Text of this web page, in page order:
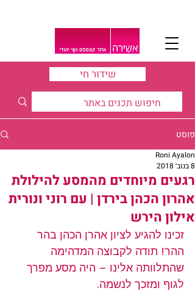
שידור חי
פוסט
רגעים מיוחדים מהמסע להילולת
אהרון הכהן בירדן | עם רוני ונורית
אילון הירש
Roni Ayalon
8 בנוב׳ 2018
זכינו להגיע לציון אהרן הכהן בהר
ההר! תודה לקבוצה המדהימה
שהתלוותה אלינו – היה מסע מפרך
לגוף ומזכך לנשמה.